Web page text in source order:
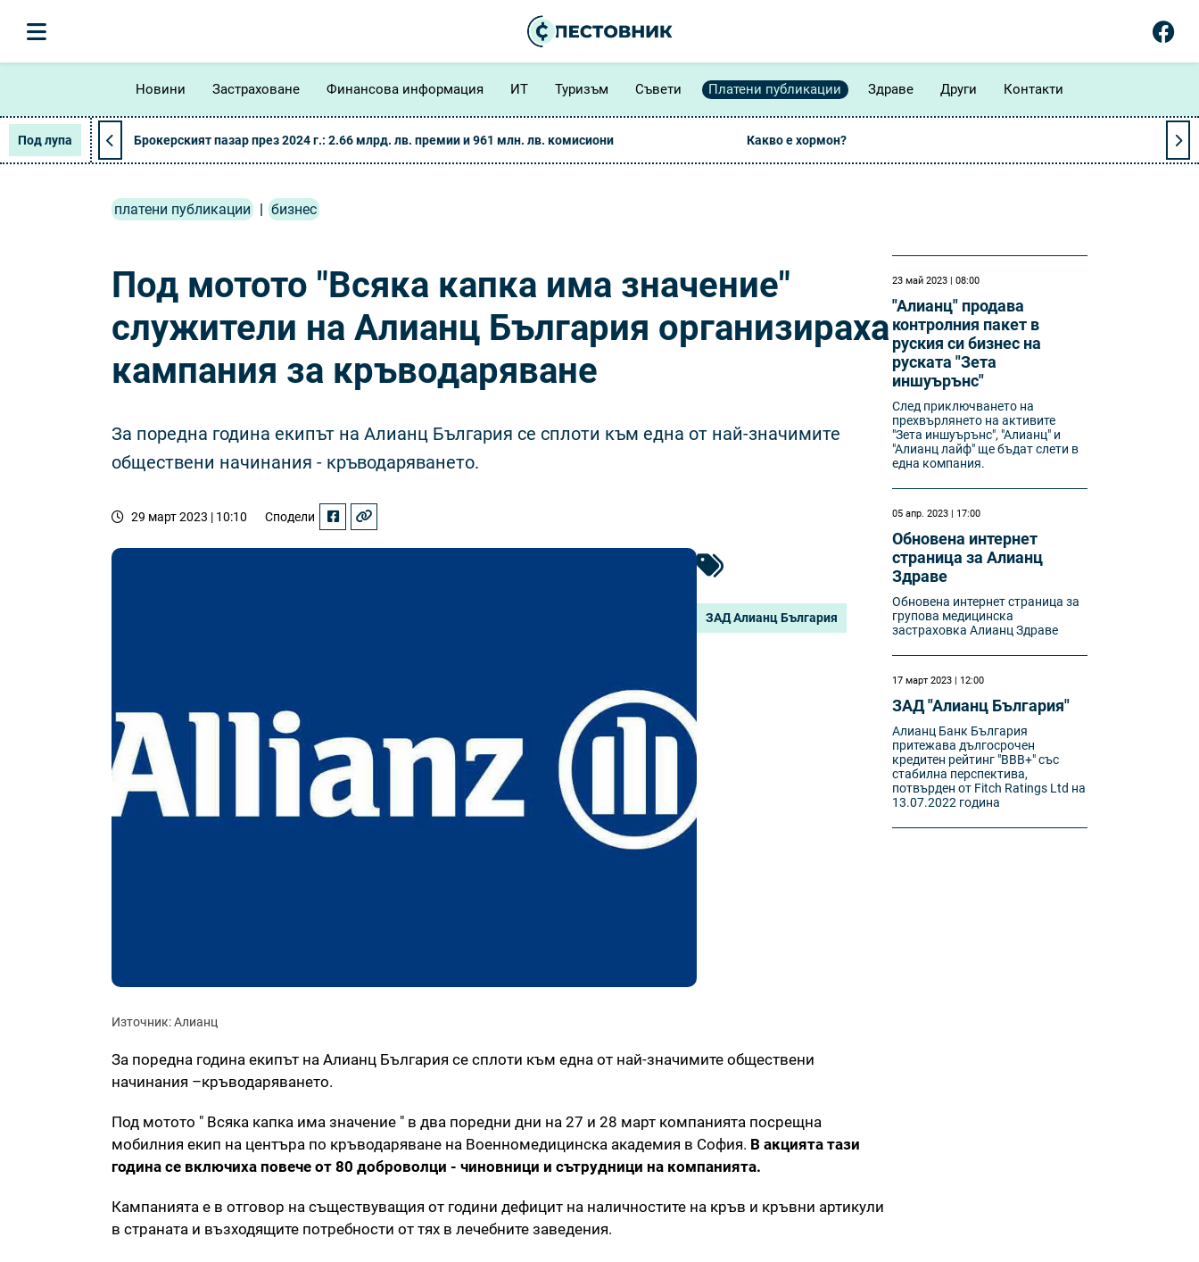
Новини Застраховане Финансова информация ИТ Туризъм Съвети Платени публикации Здраве Други Контакти
Под лупа Брокерският пазар през 2024 г.: 2.66 млрд. лв. премии и 961 млн. лв. комисиони Какво е хормон?
платени публикации | бизнес
Под мотото "Всяка капка има значение"
служители на Алианц България организираха
кампания за кръводаряване
За поредна година екипът на Алианц България се сплоти към една от най-значимите
обществени начинания - кръводаряването.
29 март 2023 | 10:10 Сподели
ЗАД Алианц България
Източник: Алианц
За поредна година екипът на Алианц България се сплоти към една от най-значимите обществени
начинания –кръводаряването.
Под мотото " Всяка капка има значение " в два поредни дни на 27 и 28 март компанията посрещна
мобилния екип на центъра по кръводаряване на Военномедицинска академия в София. В акцията тази
година се включиха повече от 80 доброволци - чиновници и сътрудници на компанията.
Кампанията е в отговор на съществуващия от години дефицит на наличностите на кръв и кръвни артикули
в страната и възходящите потребности от тях в лечебните заведения.
23 май 2023 | 08:00
"Алианц" продава
контролния пакет в
руския си бизнес на
руската "Зета
иншуърънс"
След приключването на
прехвърлянето на активите
"Зета иншуърънс", "Алианц" и
"Алианц лайф" ще бъдат слети в
една компания.
05 апр. 2023 | 17:00
Обновена интернет
страница за Алианц
Здраве
Обновена интернет страница за
групова медицинска
застраховка Алианц Здраве
17 март 2023 | 12:00
ЗАД "Алианц България"
Алианц Банк България
притежава дългосрочен
кредитен рейтинг "BBB+" със
стабилна перспектива,
потвърден от Fitch Ratings Ltd на
13.07.2022 година